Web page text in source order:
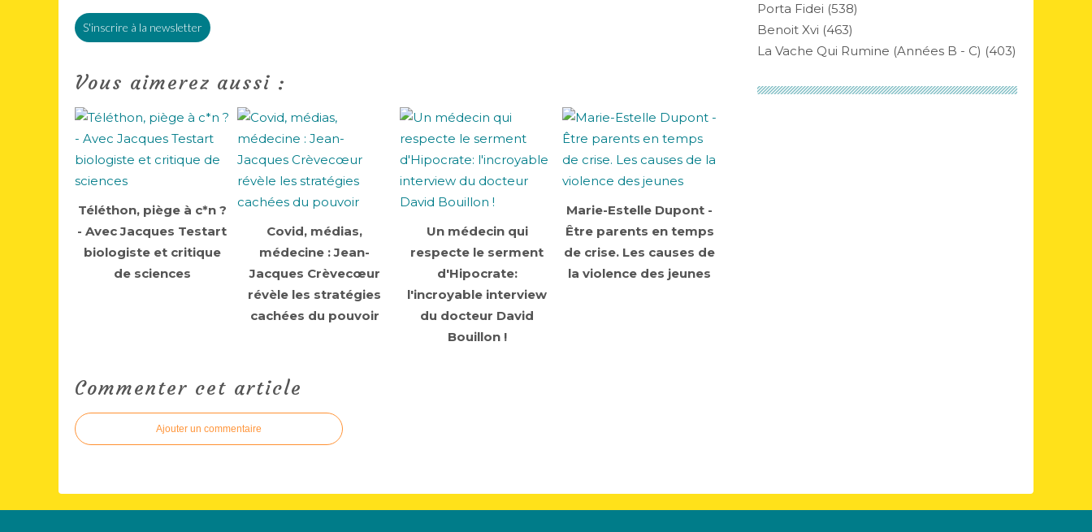
S'inscrire à la newsletter
Vous aimerez aussi :
Téléthon, piège à c*n ?
- Avec Jacques Testart
biologiste et critique
de sciences
Covid, médias,
médecine : Jean-
Jacques Crèvecœur
révèle les stratégies
cachées du pouvoir
Un médecin qui
respecte le serment
d'Hipocrate:
l'incroyable interview
du docteur David
Bouillon !
Marie-Estelle Dupont -
Être parents en temps
de crise. Les causes de
la violence des jeunes
Commenter cet article
Ajouter un commentaire
Porta Fidei (538)
Benoit Xvi (463)
La Vache Qui Rumine (années B - C) (403)